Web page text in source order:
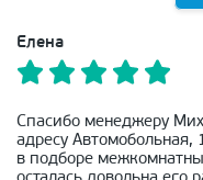
Елена
Спасибо менеджеру
адресу
в подборе